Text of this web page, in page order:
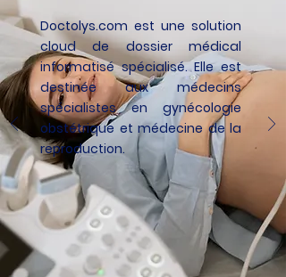
Doctolys.com est une solution
cloud de dossier médical
informatisé spécialisé. Elle est
destinée aux médecins
spécialistes en gynécologie
obstétrique et médecine de la
reproduction.